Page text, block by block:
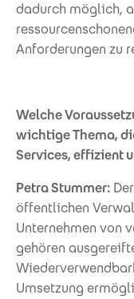
dadurch möglich,
Anforderungen zu
Welche
wichtige Thema,
Services, effizient
Petra Stummer:
öffentlichen
Unternehmen von
gehören
Umsetzung